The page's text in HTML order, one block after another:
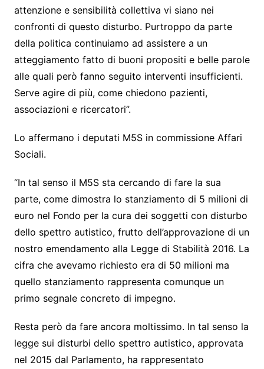
attenzione e sensibilità collettiva vi siano nei
confronti di questo disturbo. Purtroppo da parte
della politica continuiamo ad assistere a un
atteggiamento fatto di buoni propositi e belle parole
alle quali però fanno seguito interventi insufficienti.
Serve agire di più, come chiedono pazienti,
associazioni e ricercatori”.
Lo affermano i deputati M5S in commissione Affari
Sociali.
“In tal senso il M5S sta cercando di fare la sua
parte, come dimostra lo stanziamento di 5 milioni di
euro nel Fondo per la cura dei soggetti con disturbo
dello spettro autistico, frutto dell’approvazione di un
nostro emendamento alla Legge di Stabilità 2016. La
cifra che avevamo richiesto era di 50 milioni ma
quello stanziamento rappresenta comunque un
primo segnale concreto di impegno.
Resta però da fare ancora moltissimo. In tal senso la
legge sui disturbi dello spettro autistico, approvata
nel 2015 dal Parlamento, ha rappresentato